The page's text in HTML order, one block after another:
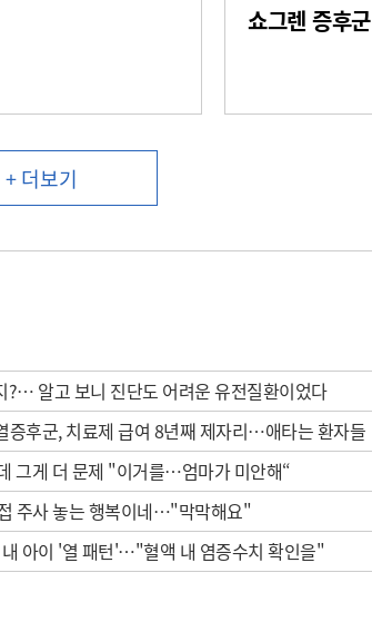
쇼그렌 증후군
+ 더보기
?… 알고 보니 진단도 어려운 유전질환이었다
증후군, 치료제 급여 8년째 제자리…애타는 환자들
그게 더 문제 "이거를…엄마가 미안해“
주사 놓는 행복이네…"막막해요"
아이 '열 패턴'…"혈액 내 염증수치 확인을"